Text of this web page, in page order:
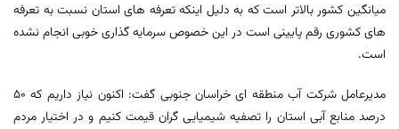
میانگین کشور بالاتر است که به دلیل اینکه تعرفه های استان نسبت به تعرفه
های کشوری رقم پایینی است در این خصوص سرمایه گذاری خوبی انجام نشده
است.
مدیرعامل شرکت آب منطقه ای خراسان جنوبی گفت: اکنون نیاز داریم که ۵۰
درصد منابع آبی استان را تصفیه شیمیایی گران قیمت کنیم و در اختیار مردم